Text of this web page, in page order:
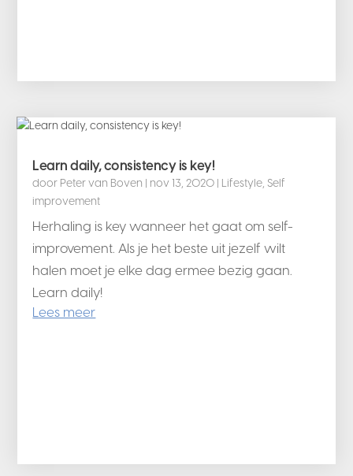
Learn daily, consistency is key!
door Peter van Boven | nov 13, 2020 | Lifestyle, Self
improvement
Herhaling is key wanneer het gaat om self-
improvement. Als je het beste uit jezelf wilt
halen moet je elke dag ermee bezig gaan.
Learn daily!
Lees meer